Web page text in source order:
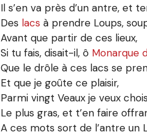
Il s’en va près d’un antre, et
Des lacs à prendre Loups,
Avant que partir de ces lieux,
Si tu fais, disait-il, ô Monarque
Que le drôle à ces lacs se
Et que je goûte ce plaisir,
Parmi vingt Veaux je veux
Le plus gras, et t’en faire
A ces mots sort de l’antre un